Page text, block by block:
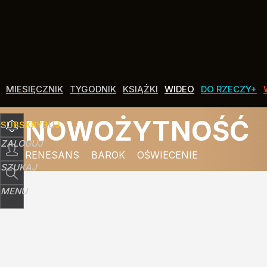
MIESIĘCZNIK TYGODNIK KSIĄŻKI WIDEO DO RZECZY+
SUBSKRYBUJ
ZALOGUJ
SZUKAJ
MENU
NOWOŻYTNOŚĆ
RENESANS BAROK OŚWIECENIE